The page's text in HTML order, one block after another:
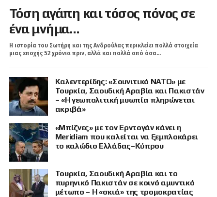
Τόση αγάπη και τόσος πόνος σε
ένα μνήμα…
Η ιστορία του Σωτήρη και της Ανδρούλας περικλείει πολλά στοιχεία
μιας εποχής 52 χρόνια πριν, αλλά και πολλά από όσα...
Καλεντερίδης: «Σουνιτικό ΝΑΤΟ» με
Τουρκία, Σαουδική Αραβία και Πακιστάν
– «Η γεωπολιτική μυωπία πληρώνεται
ακριβά»
«Μπίζνες» με τον Ερντογάν κάνει η
Meridiam που καλείται να ξεμπλοκάρει
το καλώδιο Ελλάδας–Κύπρου
Τουρκία, Σαουδική Αραβία και το
πυρηνικό Πακιστάν σε κοινό αμυντικό
μέτωπο – Η «σκιά» της τρομοκρατίας